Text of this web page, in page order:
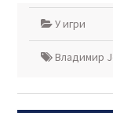
У игри
Владимир